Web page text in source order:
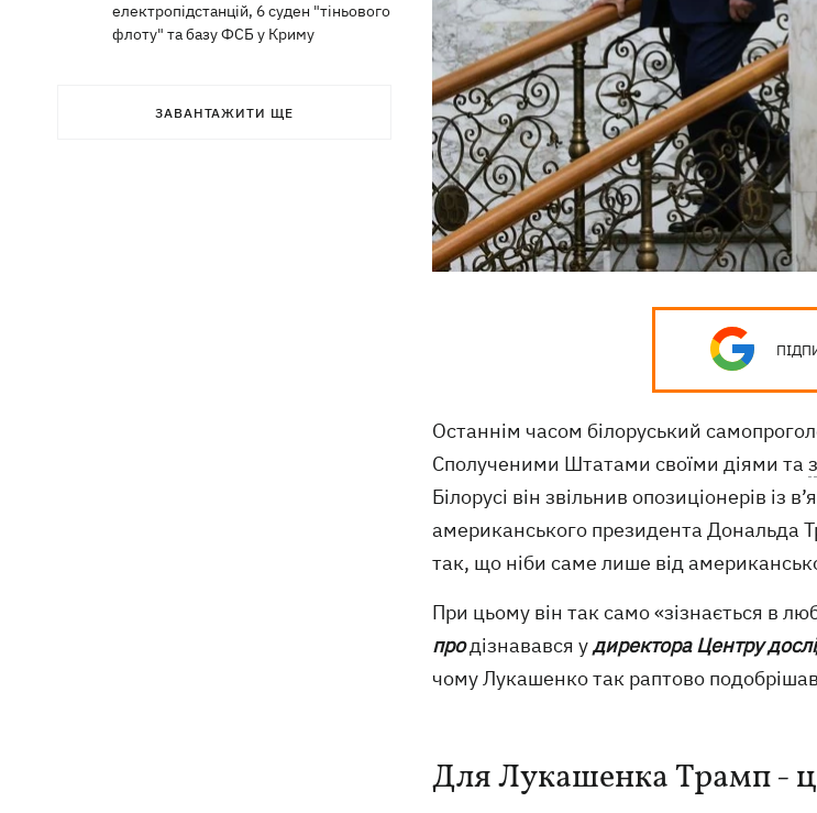
електропідстанцій, 6 суден "тіньового
флоту" та базу ФСБ у Криму
президентства пообіцяв підтримувати
ЗАВАНТАЖИТИ ЩЕ
Останнім часом білоруський
Сполученими Штатами своїми діями та
Білорусі він звільнив опозиціонерів із
американського президента Дональда
так, що ніби саме лише від
При цьому він так само «зізнається в
продізнавався удиректора Центру
чому Лукашенко так раптово
Для Лукашенка Трамп -